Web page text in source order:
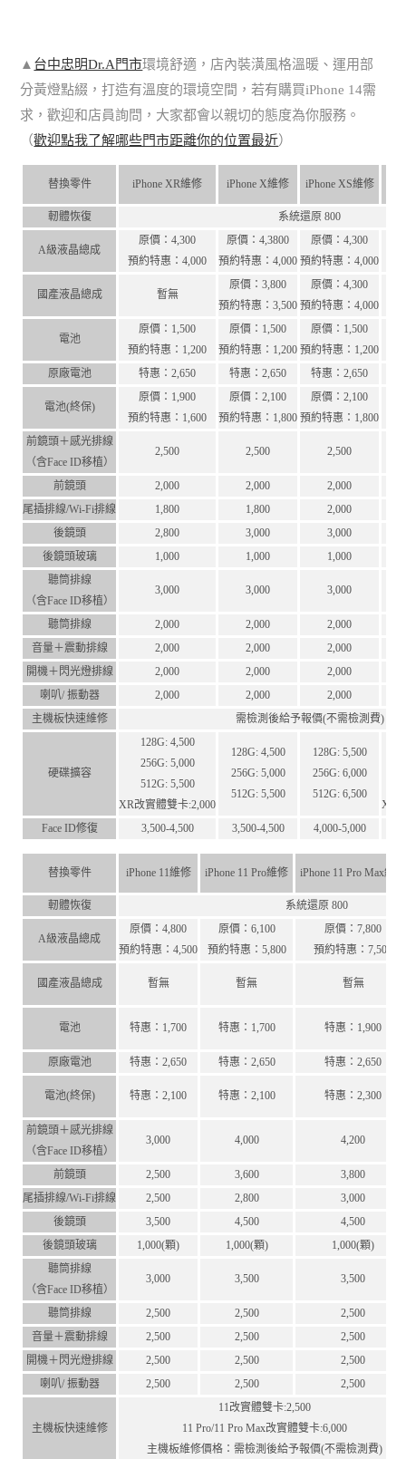
▲ 台中忠明Dr.A門市環境舒適，店內裝潢風格溫暖、運用部
分黃燈點綴，打造有溫度的環境空間，若有購買iPhone 14需
求，歡迎和店員詢問，大家都會以親切的態度為你服務。
（歡迎點我了解哪些門市距離你的位置最近）
替換零件 iPhone XR維修 iPhone X維修 iPhone XS維修
軔體恢復 系統還原 800
A級液晶總成
原價：4,300
預約特惠：4,000
原價：4,3800
預約特惠：4,000
原價：4,300
預約特惠：4,000
國產液晶總成 暫無
原價：3,800
預約特惠：3,500
原價：4,300
預約特惠：4,000
電池
原價：1,500
預約特惠：1,200
原價：1,500
預約特惠：1,200
原價：1,500
預約特惠：1,200
原廠電池
特惠：2,650 特惠：2,650 特惠：2,650
電池(終保)
原價：1,900
預約特惠：1,600
原價：2,100
預約特惠：1,800
原價：2,100
預約特惠：1,800
前鏡頭＋感光排線
（含Face ID移植）
2,500 2,500 2,500
前鏡頭 2,000 2,000
2,000
尾插排線/Wi-Fi排線
1,800 1,800
2,000
後鏡頭
2,800 3,000
3,000
後鏡頭玻璃
1,000 1,000
1,000
聽筒排線
（含Face ID移植）
3,000 3,000 3,000
聽筒排線 2,000 2,000
2,000
音量＋震動排線
2,000 2,000
2,000
開機＋閃光燈排線
2,000 2,000
2,000
喇叭/ 振動器
2,000 2,000
2,000
主機板快速維修
需檢測後給予報價(不需檢測費)
硬碟擴容
128G: 4,500
256G: 5,000
512G: 5,500
XR改實體雙卡:2,000
128G: 4,500
256G: 5,000
512G: 5,500
128G: 5,500
256G: 6,000
512G: 6,500
XS
Face ID修復
3,500-4,500 3,500-4,500 4,000-5,000
替換零件 iPhone 11維修 iPhone 11 Pro維修 iPhone 11 Pro Max維修
軔體恢復 系統還原 800
A級液晶總成
原價：4,800
預約特惠：4,500
原價：6,100
預約特惠：5,800
原價：7,800
預約特惠：7,500
國產液晶總成 暫無 暫無 暫無
電池 特惠：1,700 特惠：1,700 特惠：1,900
原廠電池 特惠：2,650 特惠：2,650 特惠：2,650
電池(終保) 特惠：2,100 特惠：2,100 特惠：2,300
前鏡頭＋感光排線
（含Face ID移植）
3,000 4,000 4,200
前鏡頭 2,500 3,600
3,800
尾插排線/Wi-Fi排線
2,500 2,800
3,000
後鏡頭
3,500 4,500
4,500
後鏡頭玻璃
1,000(顆) 1,000(顆)
1,000(顆)
聽筒排線
（含Face ID移植）
3,000 3,500 3,500
聽筒排線 2,500 2,500
2,500
音量＋震動排線
2,500 2,500
2,500
開機＋閃光燈排線
2,500 2,500
2,500
喇叭/ 振動器
2,500 2,500 2,500
主機板快速維修
11改實體雙卡:2,500
11 Pro/11 Pro Max改實體雙卡:6,000
主機板維修價格：需檢測後給予報價(不需檢測費)